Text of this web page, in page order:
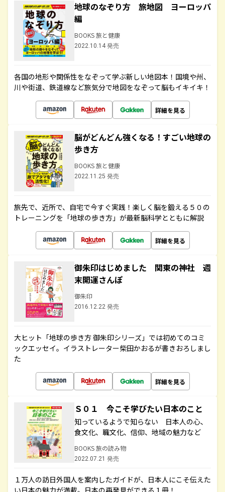
地球のなぞり方 旅地図 ヨーロッパ
編
BOOKS 旅と健康
2022.10.14 発売
各国の地形や関係性をなぞって学ぶ新しい地図本！国境や州、
川や街道、鉄道線など旅気分で地図をなぞって脳もイキイキ！
詳細を見る
脳がどんどん強くなる！すごい地球の
歩き方
BOOKS 旅と健康
2022.11.25 発売
旅先で、近所で、自宅で今すぐ実践！楽しく脳を鍛える５０の
トレーニングを「地球の歩き方」が最新脳科学とともに解説
詳細を見る
御朱印はじめました 関東の神社 週
末開運さんぽ
御朱印
2016.12.22 発売
大ヒット「地球の歩き方 御朱印シリーズ」では初めてのコミ
ックエッセイ。イラストレーター柴田かおるが書きおろしまし
た
詳細を見る
Ｓ０１ 今こそ学びたい日本のこと
知っているようで知らない 日本人の心、
食文化、職文化、信仰、地域の魅力など
BOOKS 旅の読み物
2022.07.21 発売
１万人の訪日外国人を案内したガイドが、日本人にこそ伝えた
い日本の魅力が満載。日本の再発見ができる１冊！